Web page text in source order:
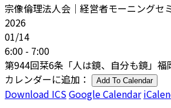
宗像倫理法人会｜経営者モーニングセ
2026
01/14
6:00 - 7:00
第944回栞6条「人は鏡、自分も鏡」
カレンダーに追加：
Add To Calendar
Download ICSGoogle Calendar